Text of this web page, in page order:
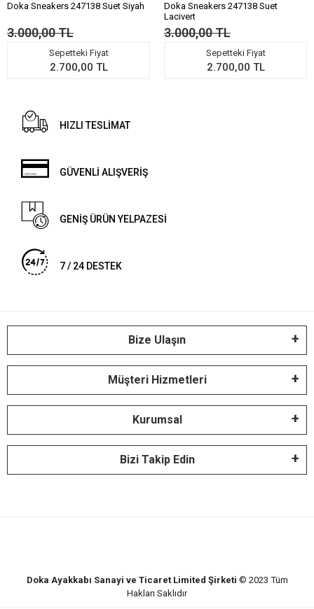
Doka Sneakers 247138 Suet Siyah
3.000,00 TL
Sepetteki Fiyat
2.700,00 TL
Doka Sneakers 247138 Suet
Lacivert
3.000,00 TL
Sepetteki Fiyat
2.700,00 TL
HIZLI TESLİMAT
GÜVENLİ ALIŞVERİŞ
GENİŞ ÜRÜN YELPAZESİ
7 / 24 DESTEK
Bize Ulaşın
Müşteri Hizmetleri
Kurumsal
Bizi Takip Edin
Doka Ayakkabı Sanayi ve Ticaret Limited Şirketi © 2023 Tüm
Hakları Saklıdır